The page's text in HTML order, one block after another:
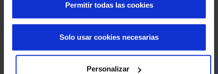
Permitir todas las cookies
Personalizar
Solo usar cookies necesarias
Que faire en cas de panne d'une porte rapide :